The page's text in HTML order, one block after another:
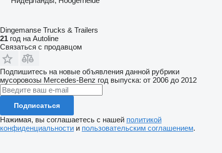
Dingemanse Trucks & Trailers
21 год на Autoline
Связаться с продавцом
Подпишитесь на новые объявления данной рубрики
мусоровозы Mercedes-Benz год выпуска: от 2006 до 2012
Подписаться
Нажимая, вы соглашаетесь с нашей политикой
конфиденциальности и пользовательским соглашением.